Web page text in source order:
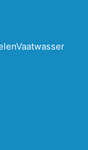
Vaatwasser